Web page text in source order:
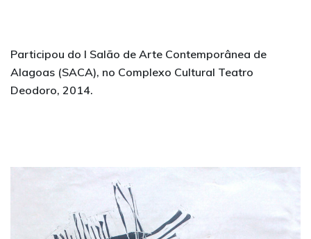
Participou do I Salão de Arte Contemporânea de
Alagoas (SACA), no Complexo Cultural Teatro
Deodoro, 2014.